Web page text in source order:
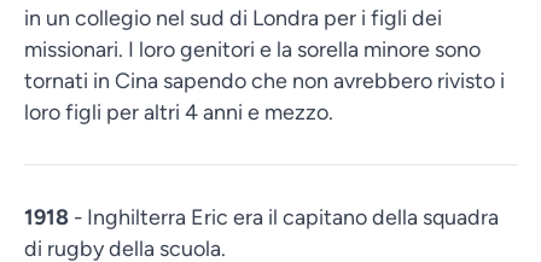
in un collegio nel sud di Londra per i figli dei
missionari. I loro genitori e la sorella minore sono
tornati in Cina sapendo che non avrebbero rivisto i
loro figli per altri 4 anni e mezzo.
1918 - Inghilterra Eric era il capitano della squadra
di rugby della scuola.